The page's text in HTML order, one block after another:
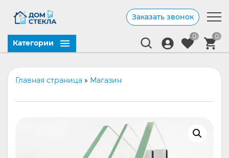
Заказать звонок
Категории
0 0
Главная страница » Магазин